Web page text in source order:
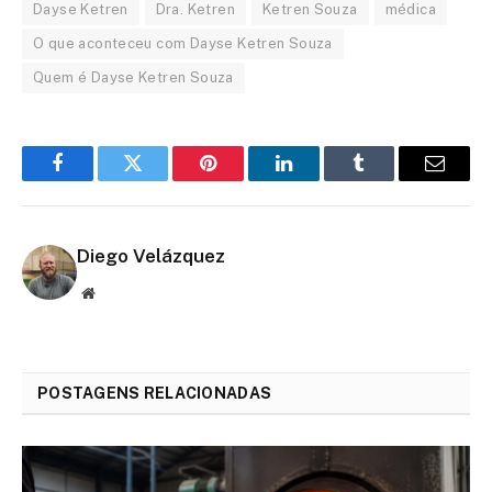
Dayse Ketren Dra. Ketren Ketren Souza médica
O que aconteceu com Dayse Ketren Souza
Quem é Dayse Ketren Souza
FacebookTwitter Pinterest LinkedInTumblr Email
Diego Velázquez
Website
POSTAGENS RELACIONADAS